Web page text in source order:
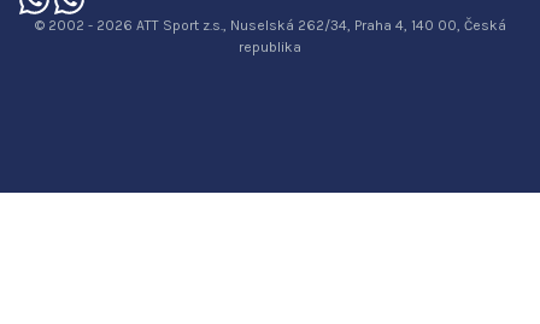
© 2002 - 2026 ATT Sport z.s., Nuselská 262/34, Praha 4, 140 00, Česká
republika